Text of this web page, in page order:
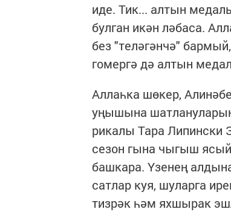
иде. Тик... ал­тын
бул­ган икән лә­ба­са.
без "те­лә­гән­чә"
го­мер­гә дә ал­тын
Ал­лаһ­ка шө­кер,
уңы­шы­на
ри­ка­лы Та­ра Ли­пинс­ки
се­зон гы­на чы­гыш
баш­ка­ра. Үзе­нең
сат­лар куя, шу­лар­га
тиз­рәк һәм ях­шы­рак